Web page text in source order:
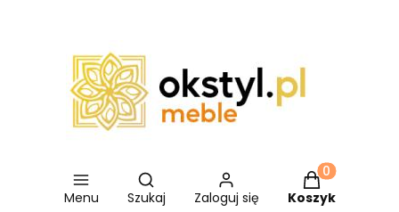
Menu
Otwórz wyszukiwarkę
Szukaj Zaloguj się
Produkty w
Koszyk